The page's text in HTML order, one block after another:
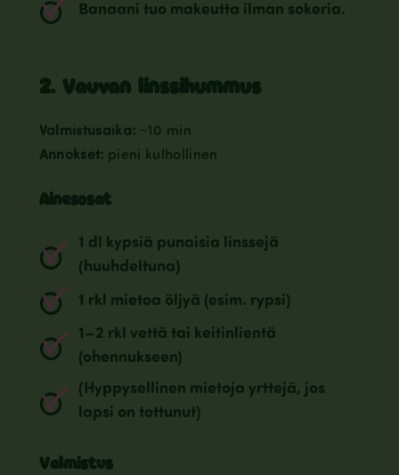
Banaani tuo makeutta ilman sokeria.
2. Vauvan linssihummus
Valmistusaika: ~10 min
Annokset: pieni kulhollinen
Ainesosat
1 dl kypsiä punaisia linssejä
(huuhdeltuna)
1 rkl mietoa öljyä (esim. rypsi)
1–2 rkl vettä tai keitinlientä
(ohennukseen)
(Hyppysellinen mietoja yrttejä, jos
lapsi on tottunut)
Valmistus